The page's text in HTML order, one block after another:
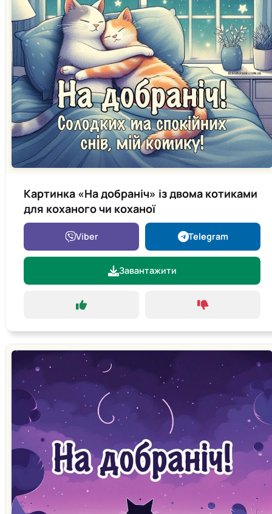
Картинка «На добраніч» із двома котиками
для коханого чи коханої
Viber Telegram
Завантажити